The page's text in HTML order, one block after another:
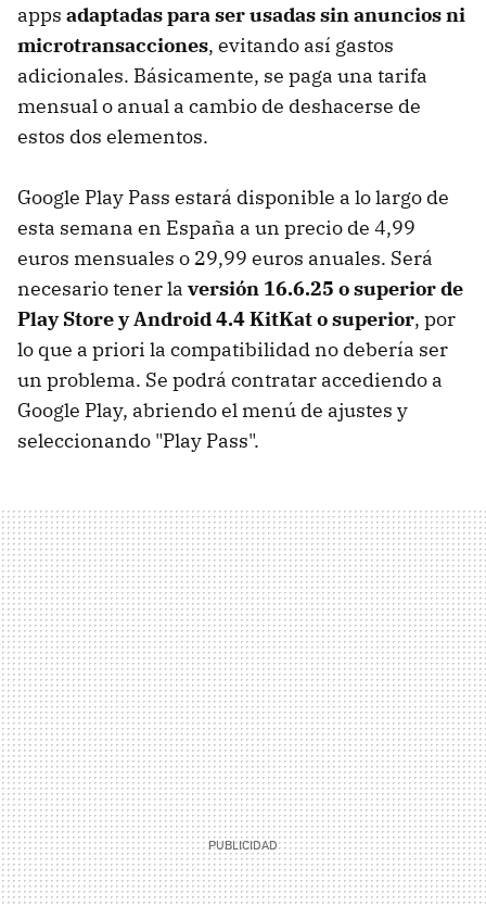
apps adaptadas para ser usadas sin anuncios ni
microtransacciones, evitando así gastos
adicionales. Básicamente, se paga una tarifa
mensual o anual a cambio de deshacerse de
estos dos elementos.
Google Play Pass estará disponible a lo largo de
esta semana en España a un precio de 4,99
euros mensuales o 29,99 euros anuales. Será
necesario tener la versión 16.6.25 o superior de
Play Store y Android 4.4 KitKat o superior, por
lo que a priori la compatibilidad no debería ser
un problema. Se podrá contratar accediendo a
Google Play, abriendo el menú de ajustes y
seleccionando "Play Pass".